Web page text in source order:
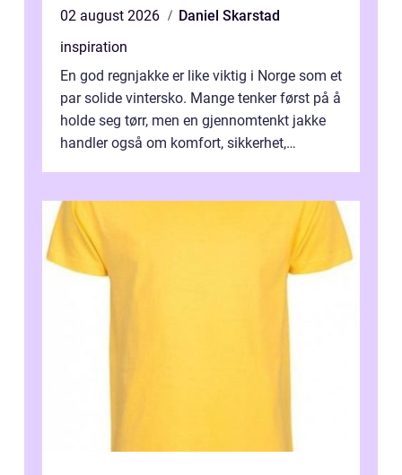
02 august 2026
Daniel Skarstad
inspiration
En god regnjakke er like viktig i Norge som et
par solide vintersko. Mange tenker først på å
holde seg tørr, men en gjennomtenkt jakke
handler også om komfort, sikkerhet,